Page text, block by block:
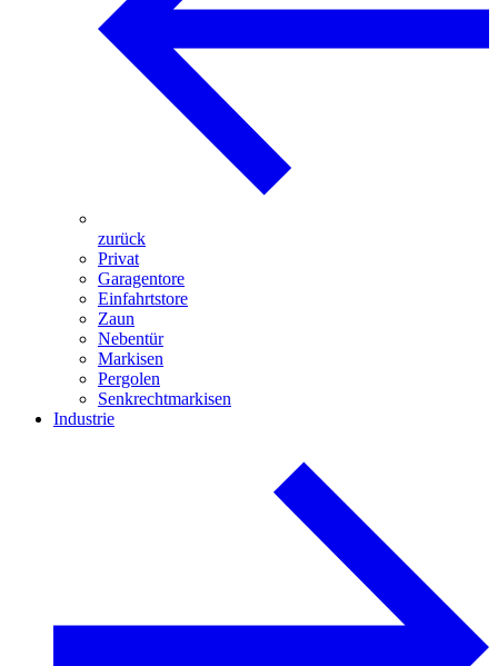
zurück
Privat
Garagentore
Einfahrtstore
Zaun
Nebentür
Markisen
Pergolen
Senkrechtmarkisen
Industrie